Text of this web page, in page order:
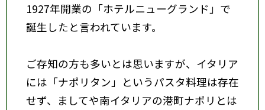
1927年開業の「ホテルニューグランド」で
誕生したと言われています。
ご存知の方も多いとは思いますが、イタリア
には「ナポリタン」というパスタ料理は存在
せず、ましてや南イタリアの港町ナポリとは